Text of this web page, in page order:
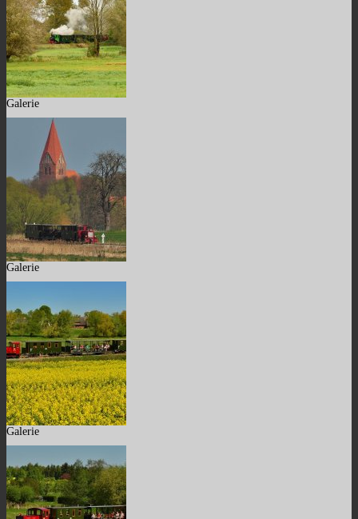
Galerie
Galerie
Galerie